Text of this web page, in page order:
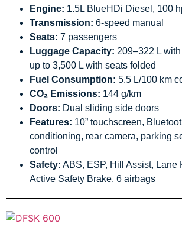
Engine: 1.5L BlueHDi Diesel, 100
Transmission: 6-speed manual
Seats: 7 passengers
Luggage Capacity: 209–322 L
up to 3,500 L with seats folded
Fuel Consumption: 5.5 L/100 km
CO₂ Emissions: 144 g/km
Doors: Dual sliding side doors
Features: 10” touchscreen,
conditioning, rear camera, parking
control
Safety: ABS, ESP, Hill Assist, Lane
Active Safety Brake, 6 airbags